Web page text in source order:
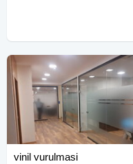
vinil vurulmasi